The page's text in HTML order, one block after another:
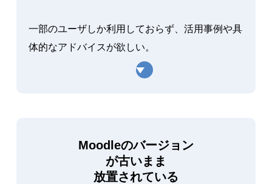
一部のユーザしか利用しておらず、活用事例や具
体的なアドバイスが欲しい。
Moodleのバージョン
が古いまま
放置されている